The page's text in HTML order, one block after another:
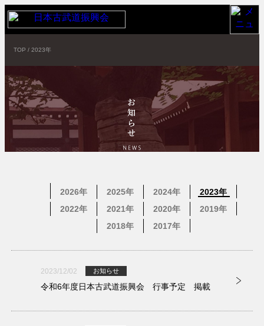
TOP / 2023年
2026年 2025年 2024年
2023年
2022年
2021年 2020年
2019年
2018年
2017年
2023/12/02 お知らせ
令和6年度日本古武道振興会 行事予定 掲載